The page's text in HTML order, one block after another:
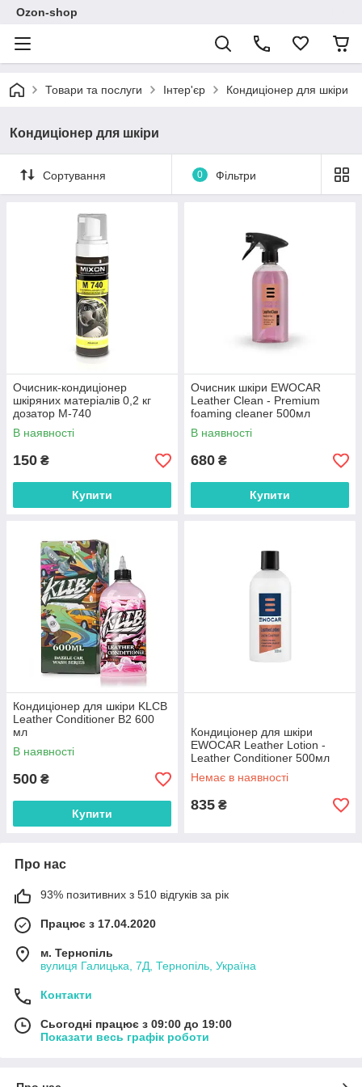
Ozon-shop
Товари та послуги Інтер'єр Кондиціонер для шкіри
Кондиціонер для шкіри
Сортування 0 Фільтри
Очисник-кондиціонер
шкіряних матеріалів 0,2 кг
дозатор M-740
В наявності
150 ₴
Купити
Очисник шкіри EWOCAR
Leather Clean - Premium
foaming cleaner 500мл
В наявності
680 ₴
Купити
Кондиціонер для шкіри KLCB
Leather Conditioner B2 600
мл
В наявності
500 ₴
Купити
Кондиціонер для шкіри
EWOCAR Leather Lotion -
Leather Conditioner 500мл
Немає в наявності
835 ₴
Про нас
93% позитивних з 510 відгуків за рік
Працює з 17.04.2020
м. Тернопіль
вулиця Галицька, 7Д, Тернопіль, Україна
Контакти
Сьогодні працює з 09:00 до 19:00
Показати весь графік роботи